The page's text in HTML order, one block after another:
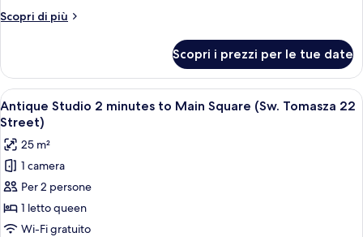
letto,
vista
parco
(Sw.
Tomasza
34
Street)
Scopri di più
Altri
Luxury,
camere
da
2
bagni,
vista
parco
(Sw.
Scopri i prezzi per le tue date
Apri
tutte
le
foto
per
Antique
Studio
2
Una camera d'albergo con un letto,
33
Antique Studio 2 minutes to Main Square (Sw. Tomasza 22
Street)
25 m²
1 camera
Per 2 persone
1 letto queen
Wi-Fi gratuito